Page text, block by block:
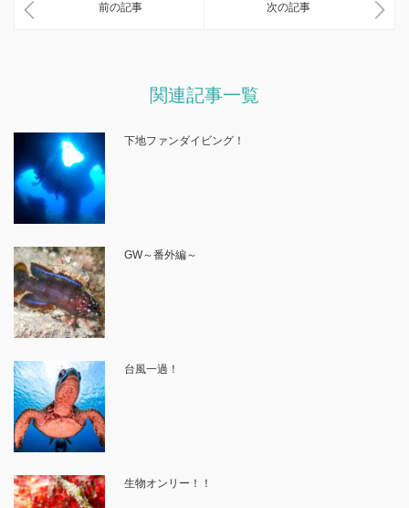
前の記事 次の記事
関連記事一覧
下地ファンダイビング！
GW～番外編～
台風一過！
生物オンリー！！